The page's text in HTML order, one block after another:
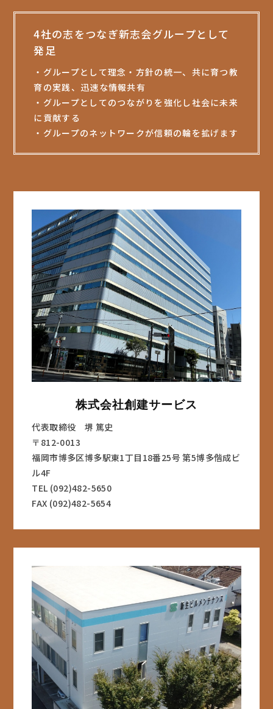
4社の志をつなぎ新志会グループとして
発足
・グループとして理念・方針の統一、共に育つ教
育の実践、迅速な情報共有
・グループとしてのつながりを強化し社会に未来
に貢献する
・グループのネットワークが信頼の輪を拡げます
株式会社創建サービス
代表取締役 堺 篤史
〒812-0013
福岡市博多区博多駅東1丁目18番25号 第5博多偕成ビ
ル4F
TEL (092)482-5650
FAX (092)482-5654